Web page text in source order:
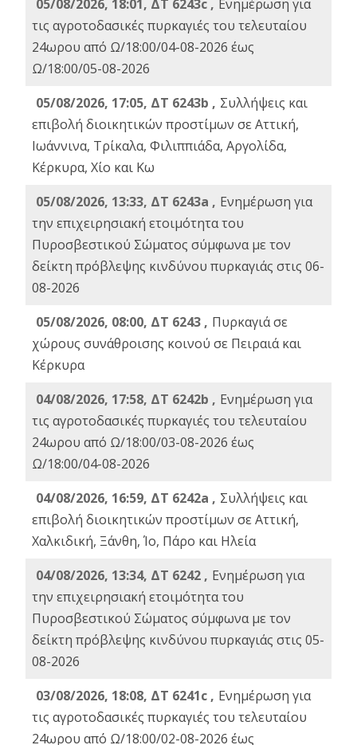
05/08/2026, 18:01, ΔΤ 6243c , Ενημέρωση για
τις αγροτοδασικές πυρκαγιές του τελευταίου
24ωρου από Ω/18:00/04-08-2026 έως
Ω/18:00/05-08-2026
05/08/2026, 17:05, ΔΤ 6243b , Συλλήψεις και
επιβολή διοικητικών προστίμων σε Αττική,
Ιωάννινα, Τρίκαλα, Φιλιππιάδα, Αργολίδα,
Κέρκυρα, Χίο και Κω
05/08/2026, 13:33, ΔΤ 6243a , Ενημέρωση για
την επιχειρησιακή ετοιμότητα του
Πυροσβεστικού Σώματος σύμφωνα με τον
δείκτη πρόβλεψης κινδύνου πυρκαγιάς στις 06-
08-2026
05/08/2026, 08:00, ΔΤ 6243 , Πυρκαγιά σε
χώρους συνάθροισης κοινού σε Πειραιά και
Κέρκυρα
04/08/2026, 17:58, ΔΤ 6242b , Ενημέρωση για
τις αγροτοδασικές πυρκαγιές του τελευταίου
24ωρου από Ω/18:00/03-08-2026 έως
Ω/18:00/04-08-2026
04/08/2026, 16:59, ΔΤ 6242a , Συλλήψεις και
επιβολή διοικητικών προστίμων σε Αττική,
Χαλκιδική, Ξάνθη, Ίο, Πάρο και Ηλεία
04/08/2026, 13:34, ΔΤ 6242 , Ενημέρωση για
την επιχειρησιακή ετοιμότητα του
Πυροσβεστικού Σώματος σύμφωνα με τον
δείκτη πρόβλεψης κινδύνου πυρκαγιάς στις 05-
08-2026
03/08/2026, 18:08, ΔΤ 6241c , Ενημέρωση για
τις αγροτοδασικές πυρκαγιές του τελευταίου
24ωρου από Ω/18:00/02-08-2026 έως